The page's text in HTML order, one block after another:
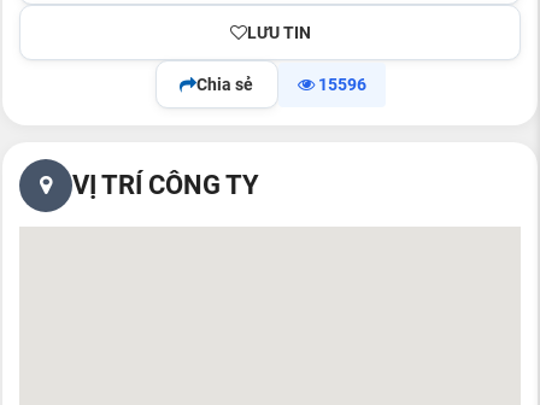
LƯU TIN
Chia sẻ 15596
VỊ TRÍ CÔNG TY